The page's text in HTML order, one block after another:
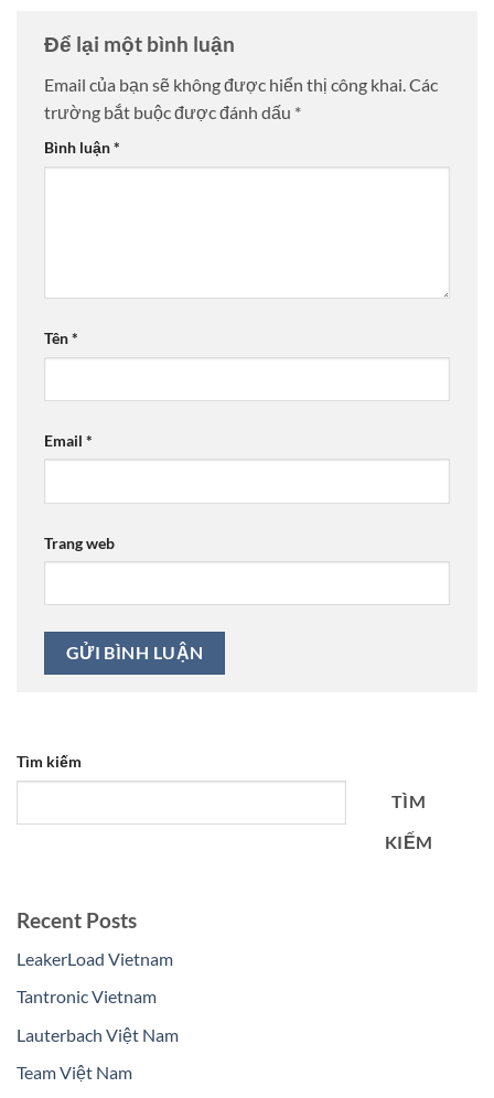
Để lại một bình luận
Email của bạn sẽ không được hiển thị công khai.Các
trường bắt buộc được đánh dấu *
Bình luận*
Tên*
Email *
Trang web
Tìm kiếm
TÌM
KIẾM
Recent Posts
LeakerLoad Vietnam
Tantronic Vietnam
Lauterbach Việt Nam
Team Việt Nam